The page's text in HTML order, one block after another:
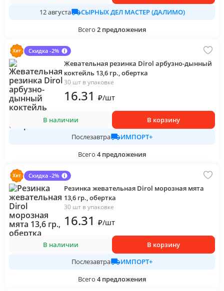
12 августа
СЫРНЫХ ДЕЛ МАСТЕР (ДАЛИМО)
Всего 2 предложения
Скидка -2%
Жевательная резинка Dirol арбузно-дынный
коктейль 13,6 гр., обертка
30 шт в упаковке
16.31 ₽/шт
В наличии
В корзину
Послезавтра
ИМПОРТ+
Всего 4 предложения
Скидка -2%
Резинка жевательная Dirol морозная мята
13,6 гр., обертка
30 шт в упаковке
16.31 ₽/шт
В наличии
В корзину
Послезавтра
ИМПОРТ+
Всего 4 предложения